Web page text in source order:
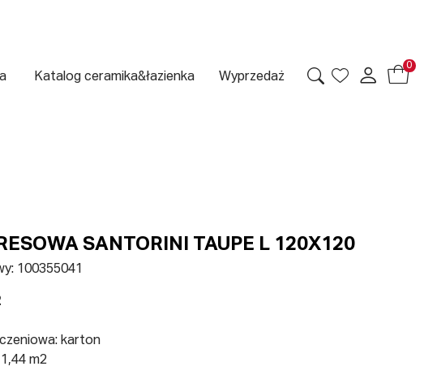
Katalog ceramika&łazienka Wyprzedaż
0
SANTORINI TAUPE L 120X120
100355041
karton
m2